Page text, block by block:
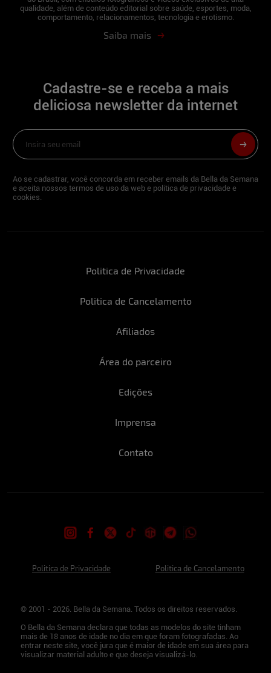
qualidade, além de conteúdo editorial sobre saúde, esportes, moda,
comportamento, relacionamentos, tecnologia e erotismo.
Saiba mais
Politica de Privacidade
Politica de Cancelamento
Afiliados
Área do parceiro
Edições
Imprensa
Contato
Cadastre-se e receba a mais
deliciosa newsletter da internet
Ao se cadastrar, você concorda em receber emails da Bella da Semana
e aceita nossos termos de uso da web e política de privacidade e
cookies.
Politica de Privacidade Politica de Cancelamento
© 2001 - 2026. Bella da Semana. Todos os direitos reservados.
O Bella da Semana declara que todas as modelos do site tinham
mais de 18 anos de idade no dia em que foram fotografadas. Ao
entrar neste site, você jura que é maior de idade em sua área para
visualizar material adulto e que deseja visualizá-lo.